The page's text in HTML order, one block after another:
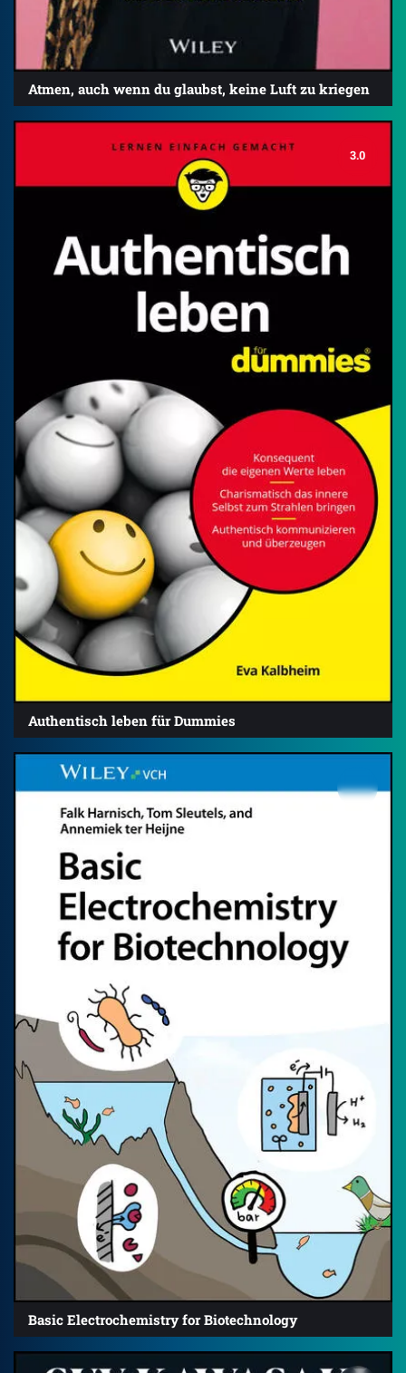
Atmen, auch wenn du glaubst, keine Luft zu kriegen
3.0
Authentisch leben für Dummies
Basic Electrochemistry for Biotechnology